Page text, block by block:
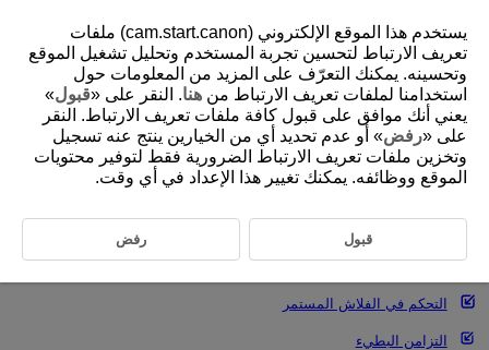
D292-058
إعدادات وظيفة الفلاش
تشغيل الفلاش
التحكم في الفلاش المستمر
التزامن البطيء
يستخدم هذا الموقع الإلكتروني (cam.start.canon) ملفات
تعريف الارتباط لتحسين تجربة المستخدم وتحليل تشغيل الموقع
وتحسينه. يمكنك التعرّف على المزيد من المعلومات حول
استخدامنا لملفات تعريف الارتباط من هنا. النقر على «قبول»
يعني أنك موافق على قبول كافة ملفات تعريف الارتباط. النقر
على «رفض» أو عدم تحديد أي من الخيارين ينتج عنه تسجيل
وتخزين ملفات تعريف الارتباط الضرورية فقط لتوفير محتويات
الموقع ووظائفه. يمكنك تغيير هذا الإعداد في أي وقت.
قبول رفض